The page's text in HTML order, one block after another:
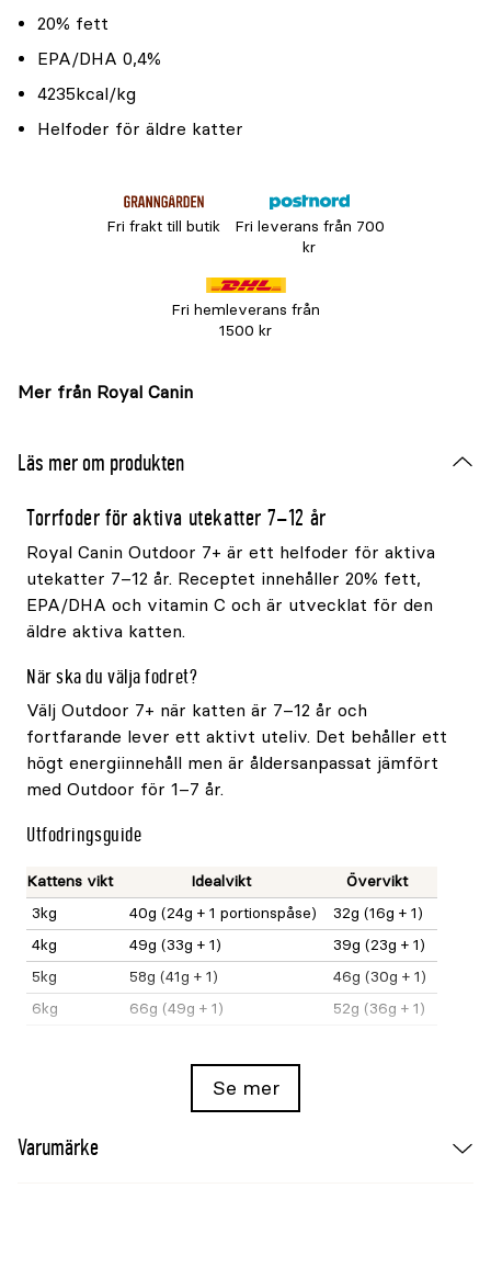
20% fett
EPA/DHA 0,4%
4235kcal/kg
Helfoder för äldre katter
Fri frakt till butik
Fri leverans från 700
kr
Fri hemleverans från
1500 kr
Mer från Royal Canin
Läs mer om produkten
Torrfoder för aktiva utekatter 7–12 år
Royal Canin Outdoor 7+ är ett helfoder för aktiva
utekatter 7–12 år. Receptet innehåller 20% fett,
EPA/DHA och vitamin C och är utvecklat för den
äldre aktiva katten.
När ska du välja fodret?
Välj Outdoor 7+ när katten är 7–12 år och
fortfarande lever ett aktivt uteliv. Det behåller ett
högt energiinnehåll men är åldersanpassat jämfört
med Outdoor för 1–7 år.
Utfodringsguide
Kattens vikt Idealvikt
Övervikt
3kg
40g (24g + 1 portionspåse)
32g (16g + 1)
4kg
49g (33g + 1)
39g (23g + 1)
5kg
58g (41g + 1)
46g (30g + 1)
6kg
66g (49g + 1) 52g (36g + 1)
Mängderna anges per dag.
majsmjöl, dehydrerade fjäderfäproteiner, majs,
Se mer
Varumärke